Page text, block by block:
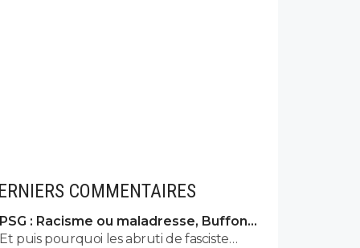
COMMENTAIRES
PSG : Racisme ou maladresse, Buffon
écarte Suzuki
Et puis pourquoi les abruti de fasciste